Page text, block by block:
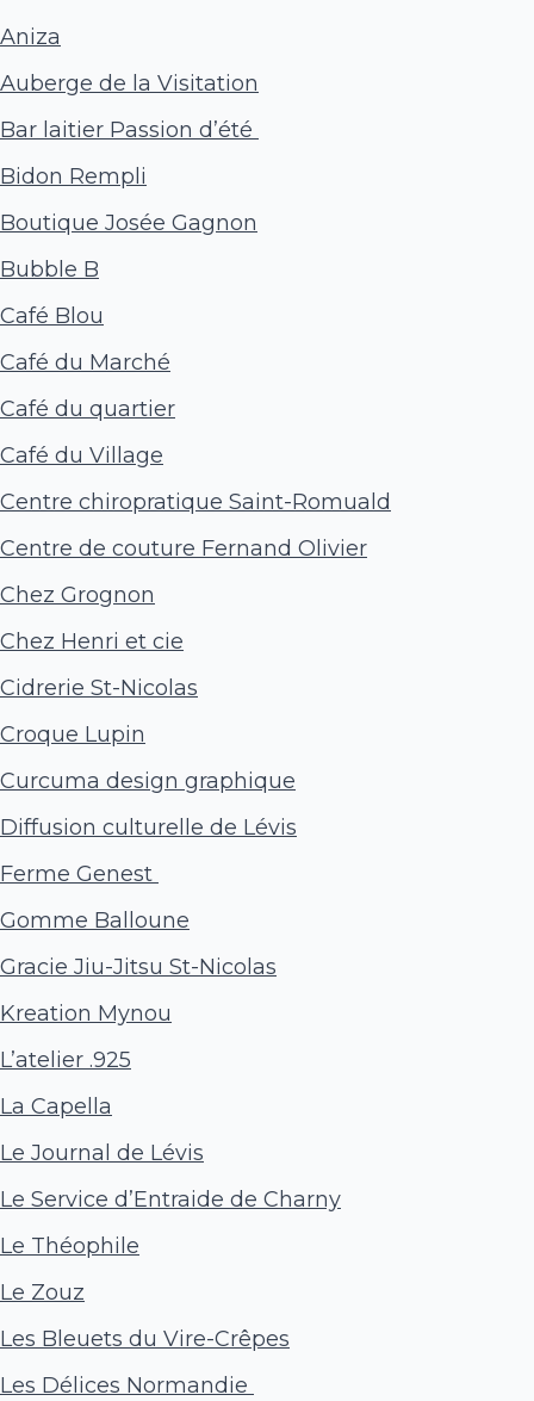
Aniza
Auberge de la Visitation
Bar laitier Passion d’été
Bidon Rempli
Boutique Josée Gagnon
Bubble B
Café Blou
Café du Marché
Café du quartier
Café du Village
Centre chiropratique Saint-Romuald
Centre de couture Fernand Olivier
Chez Grognon
Chez Henri et cie
Cidrerie St-Nicolas
Croque Lupin
Curcuma design graphique
Diffusion culturelle de Lévis
Ferme Genest
Gomme Balloune
Gracie Jiu-Jitsu St-Nicolas
Kreation Mynou
L’atelier .925
La Capella
Le Journal de Lévis
Le Service d’Entraide de Charny
Le Théophile
Le Zouz
Les Bleuets du Vire-Crêpes
Les Délices Normandie